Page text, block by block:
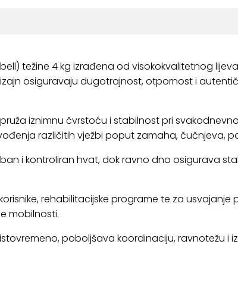
težine 4 kg izrađena od visokokvalitetnog
osiguravaju dugotrajnost, otpornost i
iznimnu čvrstoću i stabilnost pri
različitih vježbi poput zamaha, čučnjeva,
i kontroliran hvat, dok ravno dno osigurava
rehabilitacijske programe te za usvajanje
mobilnosti.
poboljšava koordinaciju, ravnotežu i